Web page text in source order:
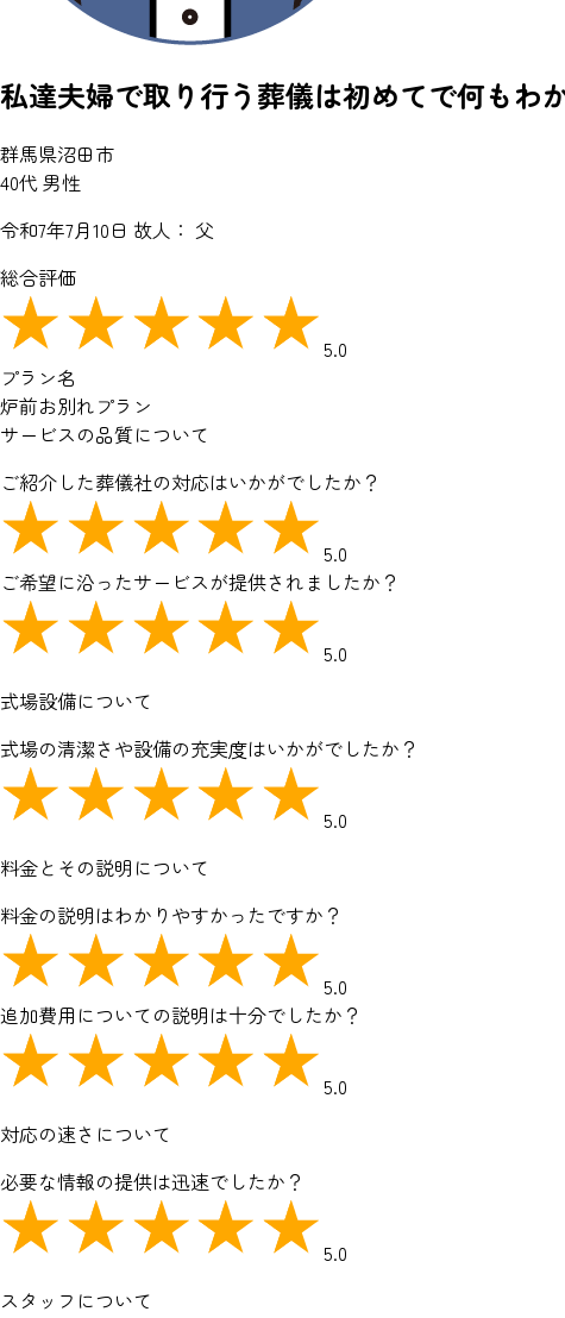
私達夫婦で取り行う葬儀は初めてで何もわ
群馬県沼田市
40代 男性
令和7年7月10日 故人： 父
総合評価
5.0
プラン名
炉前お別れプラン
サービスの品質について
ご紹介した葬儀社の対応はいかがでしたか？
5.0
ご希望に沿ったサービスが提供されましたか？
5.0
式場設備について
式場の清潔さや設備の充実度はいかがでしたか？
5.0
料金とその説明について
料金の説明はわかりやすかったですか？
5.0
追加費用についての説明は十分でしたか？
5.0
対応の速さについて
必要な情報の提供は迅速でしたか？
5.0
スタッフについて